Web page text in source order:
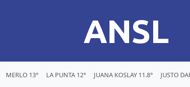
ANSL
MERLO 13° LA PUNTA 12° JUANA KOSLAY 11.8° JUSTO